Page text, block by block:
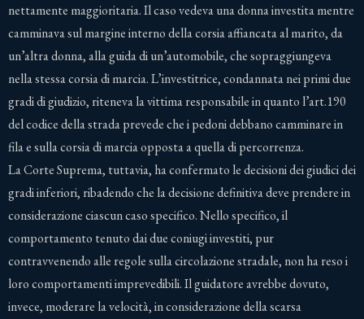
nettamente maggioritaria. Il caso vedeva una donna investita mentre
camminava sul margine interno della corsia affiancata al marito, da
un’altra donna, alla guida di un’automobile, che sopraggiungeva
nella stessa corsia di marcia. L’investitrice, condannata nei primi due
gradi di giudizio, riteneva la vittima responsabile in quanto l’art.190
del codice della strada prevede che i pedoni debbano camminare in
fila e sulla corsia di marcia opposta a quella di percorrenza.
La Corte Suprema, tuttavia, ha confermato le decisioni dei giudici dei
gradi inferiori, ribadendo che la decisione definitiva deve prendere in
considerazione ciascun caso specifico. Nello specifico, il
comportamento tenuto dai due coniugi investiti, pur
contravvenendo alle regole sulla circolazione stradale, non ha reso i
loro comportamenti imprevedibili. Il guidatore avrebbe dovuto,
invece, moderare la velocità, in considerazione della scarsa